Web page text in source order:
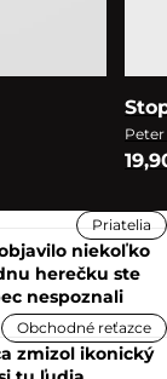
Priatelia
niekoľko
herečku ste
nespoznali
Obchodné reťazce
zmizol ikonický